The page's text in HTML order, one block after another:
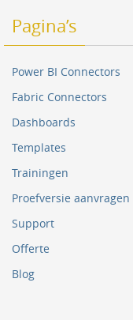
Pagina’s
Power BI Connectors
Fabric Connectors
Dashboards
Templates
Trainingen
Proefversie aanvragen
Support
Offerte
Blog